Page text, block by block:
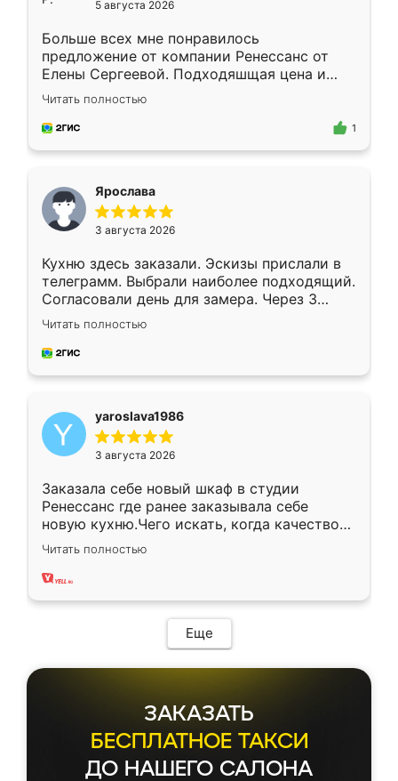
5 августа 2026
Больше всех мне понравилось
предложение от компании Ренессанс от
Елены Сергеевой. Подходяшщая цена и
короткие сроки изготовления. Приехавший
для замера сотрудник Владислав
предложил по моему эскизу самый
Читать полностью
1
Ярослава
3 августа 2026
Кухню здесь заказали. Эскизы прислали в
телеграмм. Выбрали наиболее подходящий.
Согласовали день для замера. Через 3
недели кухня была уже готова. Остались
довольны работой. Спасибо Ренессанс
мебель за качественную работу!
Читать полностью
yaroslava1986
3 августа 2026
Заказала себе новый шкаф в студии
Ренессанс где ранее заказывала себе
новую кухню.Чего искать, когда качеством
вполне довольна. Служит кухня уже почти
два года, нареканий нет.
Читать полностью
Еще
ЗАКАЗАТЬ
БЕСПЛАТНОЕ ТАКСИ
ДО НАШЕГО САЛОНА